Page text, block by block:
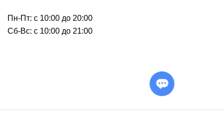
Пн-Пт: с 10:00 до 20:00
Сб-Вс: с 10:00 до 21:00